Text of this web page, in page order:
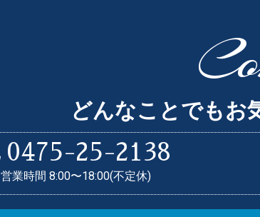
どんなことでもお
0475-25-2138
営業時間 8:00〜18:00(不定休)